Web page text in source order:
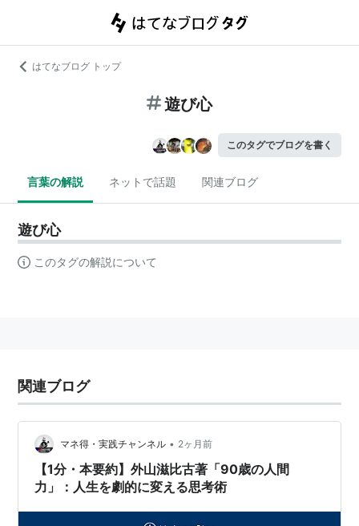
はてなブログ トップ
遊び心
このタグでブログを書く
言葉の解説 ネットで話題 関連ブログ
遊び心
このタグの解説について
関連ブログ
マネ得・実践チャンネル • 2ヶ月前
【1分・本要約】外山滋比古著「90歳の人間
力」：人生を劇的に変える思考術